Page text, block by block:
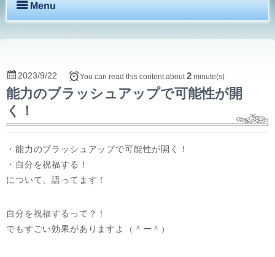
Menu
能力のブラッシュアップで可能性が開
く！
2023/9/22 You can read this content about2 minute(s)
・能力のブラッシュアップで可能性が開く！
・自分を祝福する！
について、語ってます！
自分を祝福するって？！
でもすごい効果がありますよ（＾ー＾）